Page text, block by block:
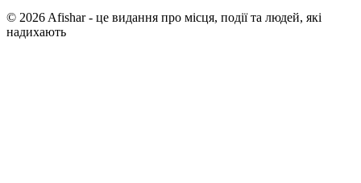
© 2026 Afishar - це видання про місця, події та людей, які
надихають